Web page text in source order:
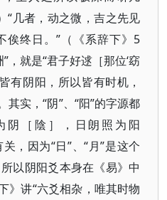
“几者，动之微，吉之先见
俟终日。”（《系辞下》5
，就是“君子好逑［那位‘窈
有阴阳，所以皆有时机，
其实，“阴”、“阳”的字源都
阴［陰］，日朗照为阳
，因为“日”、“月”是这个
以阴阳爻本身在《易》中
》讲“六爻相杂，唯其时物